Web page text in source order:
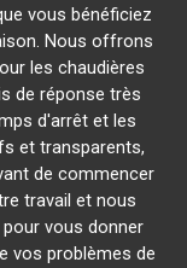
vous bénéficiez
Nous offrons
les chaudières
de réponse très
d'arrêt et les
et transparents,
de commencer
travail et nous
vous donner
vos problèmes de